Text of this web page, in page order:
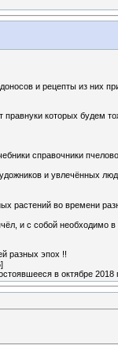
и рецепты из них
которых будем
справочники
и увлечённых
растений во времени
и с собой необходимо
разных эпох !!
в октябре 2018